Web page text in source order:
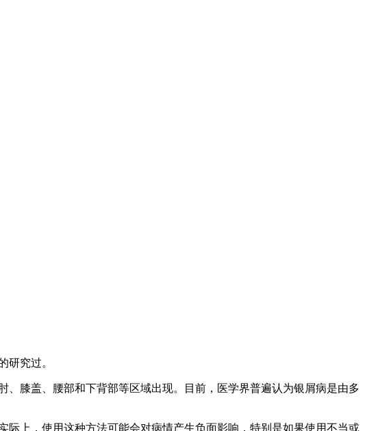
研究过。
膝盖、腰部和下背部等区域出现。目前，医学界普遍认为银屑病是由多
上，使用这种方法可能会对病情产生负面影响，特别是如果使用不当或